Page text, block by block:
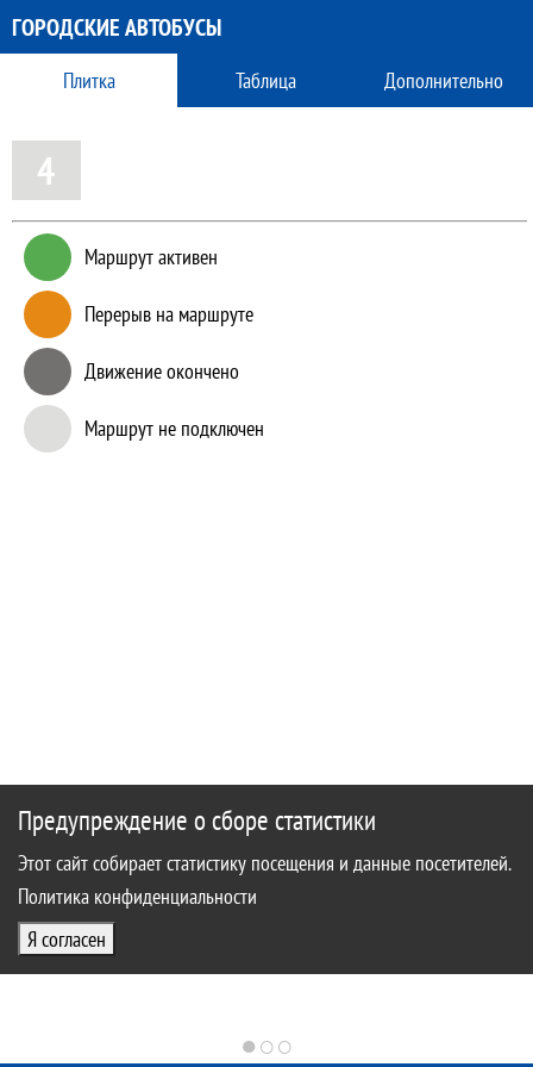
ГОРОДСКИЕ АВТОБУСЫ
Плитка Таблица Дополнительно
4
Маршрут активен
Перерыв на маршруте
Движение окончено
Маршрут не подключен
●○○
Предупреждение о сборе статистики
Этот сайт собирает статистику посещения и данные посетителей.
Политика конфиденциальности
Я согласен